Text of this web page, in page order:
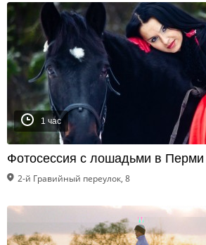
1 час
Фотосессия с лошадьми в Перми
2-й Гравийный переулок, 8